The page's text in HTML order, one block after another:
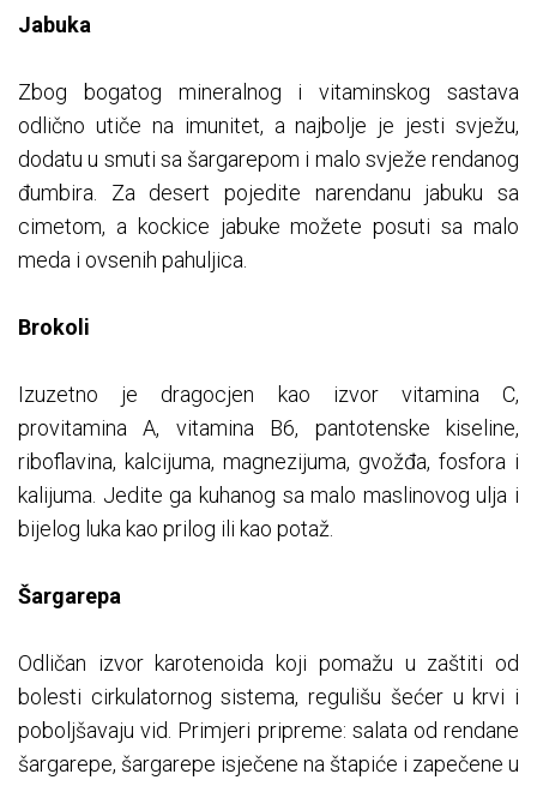
Jabuka
Zbog bogatog mineralnog i vitaminskog sastava
odlično utiče na imunitet, a najbolje je jesti svježu,
dodatu u smuti sa šargarepom i malo svježe rendanog
đumbira. Za desert pojedite narendanu jabuku sa
cimetom, a kockice jabuke možete posuti sa malo
meda i ovsenih pahuljica.
Brokoli
Izuzetno je dragocjen kao izvor vitamina C,
provitamina A, vitamina B6, pantotenske kiseline,
riboflavina, kalcijuma, magnezijuma, gvožđa, fosfora i
kalijuma. Jedite ga kuhanog sa malo maslinovog ulja i
bijelog luka kao prilog ili kao potaž.
Šargarepa
Odličan izvor karotenoida koji pomažu u zaštiti od
bolesti cirkulatornog sistema, regulišu šećer u krvi i
poboljšavaju vid. Primjeri pripreme: salata od rendane
šargarepe, šargarepe isječene na štapiće i zapečene u